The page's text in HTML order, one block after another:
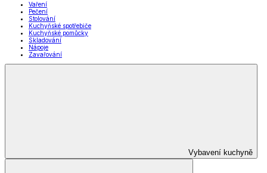
Vaření
Pečení
Stolování
Kuchyňské spotřebiče
Kuchyňské pomůcky
Skladování
Nápoje
Zavařování
Vybavení kuchyně